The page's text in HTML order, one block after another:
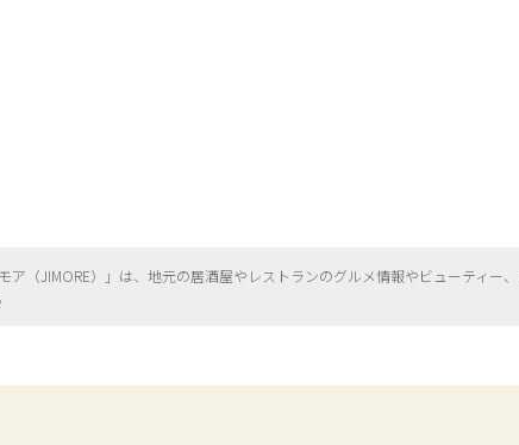
ア（JIMORE）」は、地元の居酒屋やレストランのグルメ情報やビューティー、